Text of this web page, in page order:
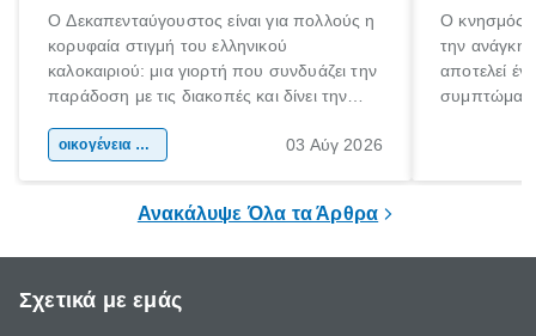
Ο Δεκαπενταύγουστος είναι για πολλούς η
κορυφαία στιγμή του ελληνικού
καλοκαιριού: μια γιορτή που συνδυάζει την
παράδοση με τις διακοπές και δίνει την
χώρας. Είτε πρόκειται για λίγες μέρες
οικογένεια & παιδί 03 Αύγ 2026
Ο κνησμός
την ανάγκη
αποτελεί
Ανακάλυψε Όλα τα Άρθρα
Σχετικά με εμάς